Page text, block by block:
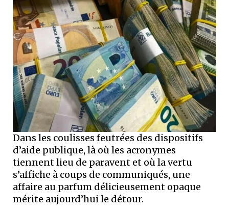
Dans les coulisses feutrées des dispositifs
d’aide publique, là où les acronymes
tiennent lieu de paravent et où la vertu
s’affiche à coups de communiqués, une
affaire au parfum délicieusement opaque
mérite aujourd’hui le détour.